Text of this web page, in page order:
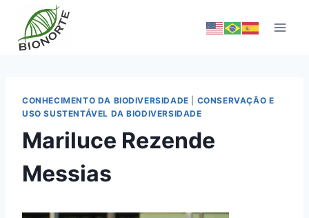
CONHECIMENTO DA BIODIVERSIDADE
CONSERVAÇÃO E
USO SUSTENTÁVEL DA BIODIVERSIDADE
Mariluce Rezende
Messias